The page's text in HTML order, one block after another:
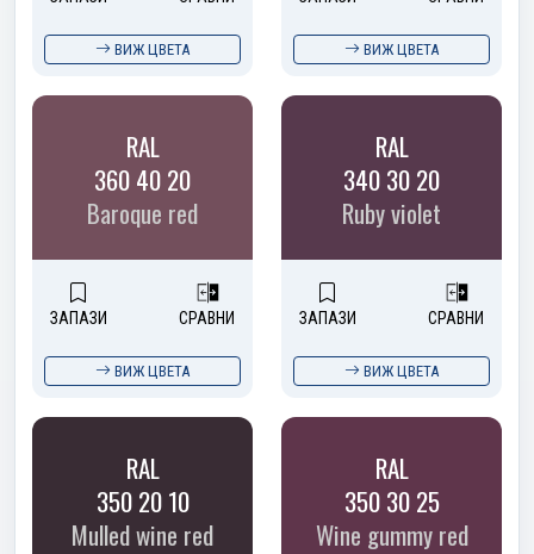
ВИЖ ЦВЕТА ВИЖ ЦВЕТА
RAL
360 40 20
Baroque red
ЗАПАЗИ СРАВНИ
ВИЖ ЦВЕТА
RAL
340 30 20
Ruby violet
ЗАПАЗИ СРАВНИ
ВИЖ ЦВЕТА
RAL
350 20 10
Mulled wine red
RAL
350 30 25
Wine gummy red